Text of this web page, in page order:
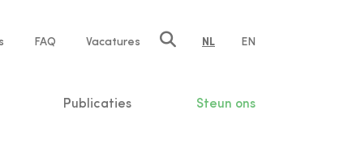
FAQ Vacatures NL EN
Publicaties Steun ons